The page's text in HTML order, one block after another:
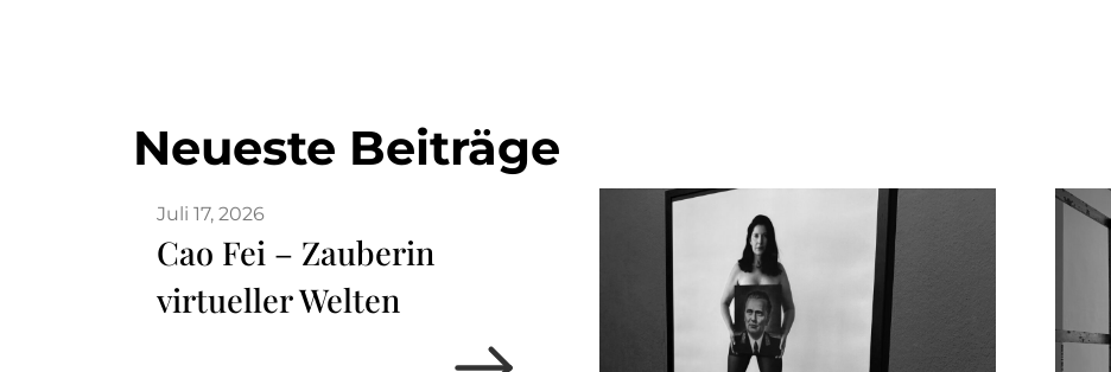
Neueste Beiträge
Juli 17, 2026
Cao Fei – Zauberin
virtueller Welten